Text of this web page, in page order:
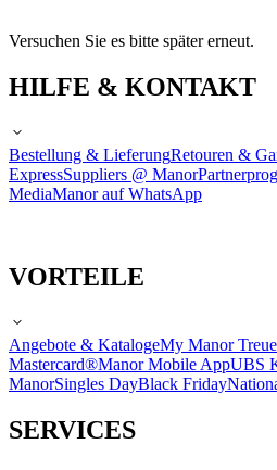
Versuchen Sie es bitte später erneut.
HILFE & KONTAKT
Bestellung & LieferungRetouren &
ExpressSuppliers @ Manor
MediaManor auf WhatsApp
VORTEILE
Angebote & KatalogeMy Manor
Mastercard®Manor Mobile AppUBS
ManorSingles DayBlack Friday
SERVICES